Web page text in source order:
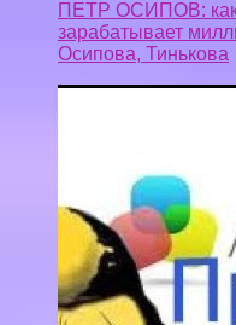
ПЕТР ОСИПОВ: как
зарабатывает
Осипова, Тинькова